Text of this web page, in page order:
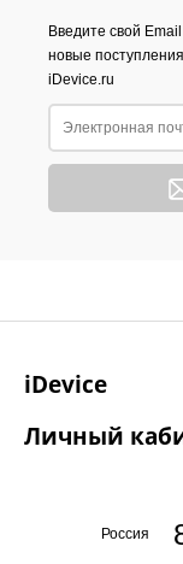
Введите свой
новые
iDevice.ru
iDevice
Личный
Россия